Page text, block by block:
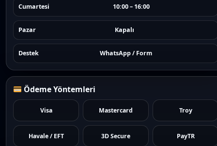
Cumartesi 10:00 – 16:00
Pazar Kapalı
Destek WhatsApp / Form
Ödeme Yöntemleri
Visa Mastercard Troy
Havale / EFT 3D Secure PayTR